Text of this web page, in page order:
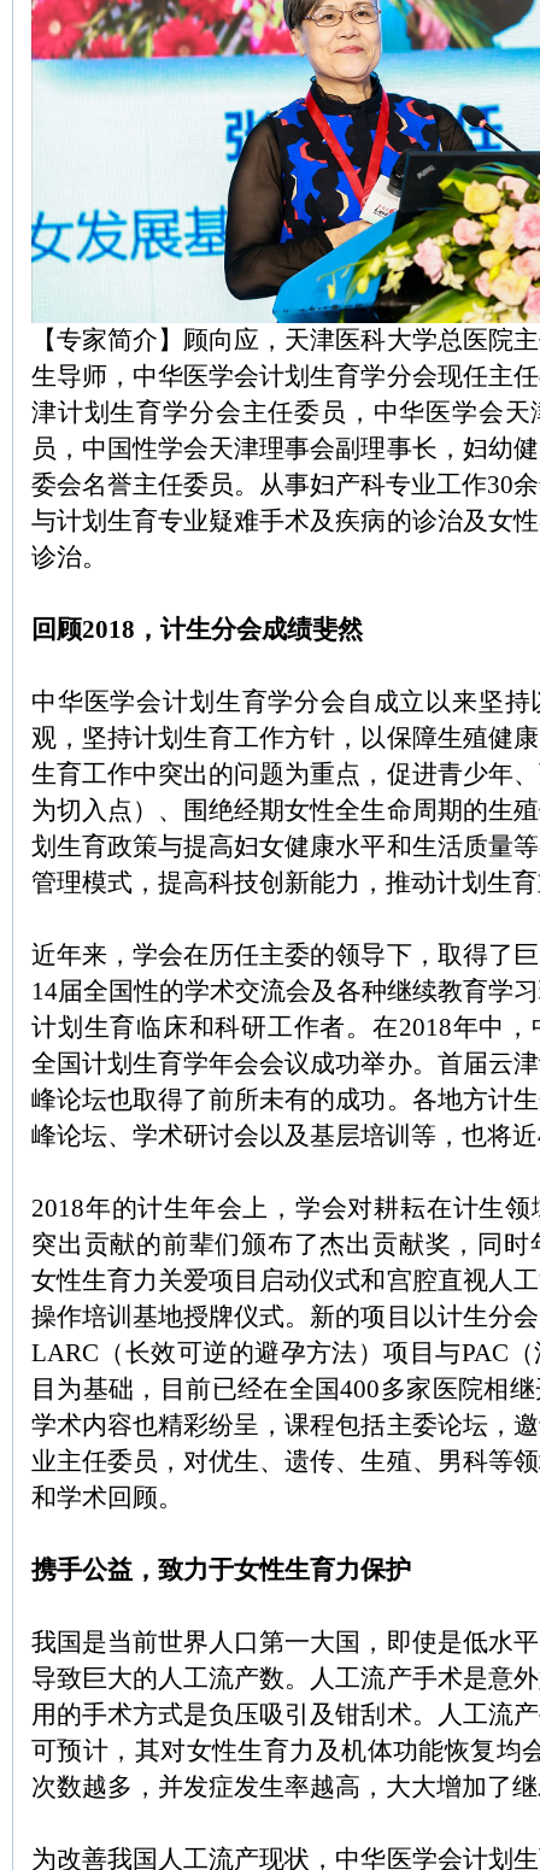
【专家简介】顾向应，天津医科大学总医院
生导师，中华医学会计划生育学分会现任主
津计划生育学分会主任委员，中华医学会
员，中国性学会天津理事会副理事长，妇幼
委会名誉主任委员。从事妇产科专业工作30
与计划生育专业疑难手术及疾病的诊治及女
诊治。
回顾2018，计生分会成绩斐然
中华医学会计划生育学分会自成立以来坚
观，坚持计划生育工作方针，以保障生殖健
生育工作中突出的问题为重点，促进青少年
为切入点）、围绝经期女性全生命周期的生
划生育政策与提高妇女健康水平和生活质量
管理模式，提高科技创新能力，推动计划生
近年来，学会在历任主委的领导下，取得了
14届全国性的学术交流会及各种继续教育学
计划生育临床和科研工作者。在2018年中
全国计划生育学年会会议成功举办。首届云
峰论坛也取得了前所未有的成功。各地方计
峰论坛、学术研讨会以及基层培训等，也将
2018年的计生年会上，学会对耕耘在计生
突出贡献的前辈们颁布了杰出贡献奖，同时
女性生育力关爱项目启动仪式和宫腔直视人
操作培训基地授牌仪式。新的项目以计生分
LARC（长效可逆的避孕方法）项目与PAC
目为基础，目前已经在全国400多家医院相
学术内容也精彩纷呈，课程包括主委论坛，
业主任委员，对优生、遗传、生殖、男科等
和学术回顾。
携手公益，致力于女性生育力保护
我国是当前世界人口第一大国，即使是低水
导致巨大的人工流产数。人工流产手术是意
用的手术方式是负压吸引及钳刮术。人工流
可预计，其对女性生育力及机体功能恢复均
次数越多，并发症发生率越高，大大增加了
为改善我国人工流产现状，中华医学会计划